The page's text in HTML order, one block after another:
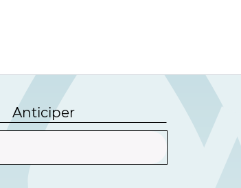
Anticiper